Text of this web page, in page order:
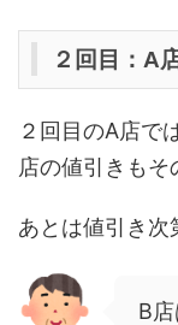
２回目：A
２回目のA店で
店の値引きもそ
あとは値引き次
B